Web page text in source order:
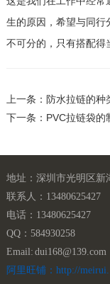
生的原因，希望与同行
不可分的，只有搭配得
上一条：防水拉链的种
下一条：PVC拉链袋的
地址：深圳市光明区新
联系人：13480625427
电话：13480625427
QQ：584930258
Email: dui168@139.com
阿里旺铺：http://